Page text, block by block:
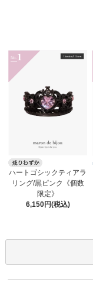
No. 1
ハートゴシックティアラ
リング/黒ピンク《個数
限定》
6,150円(税込)